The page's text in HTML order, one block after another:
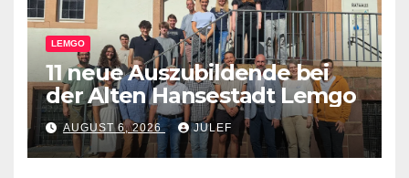
LEMGO
11 neue Auszubildende bei
der Alten Hansestadt Lemgo
AUGUST 6, 2026 JULEF